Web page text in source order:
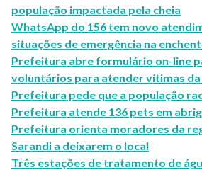
população impactada pela cheia
WhatsApp do 156 tem novo
situações de emergência na
Prefeitura abre formulário on-line
voluntários para atender vítimas
Prefeitura pede que a população
Prefeitura atende 136 pets em
Prefeitura orienta moradores da
Sarandi a deixarem o local
Três estações de tratamento de